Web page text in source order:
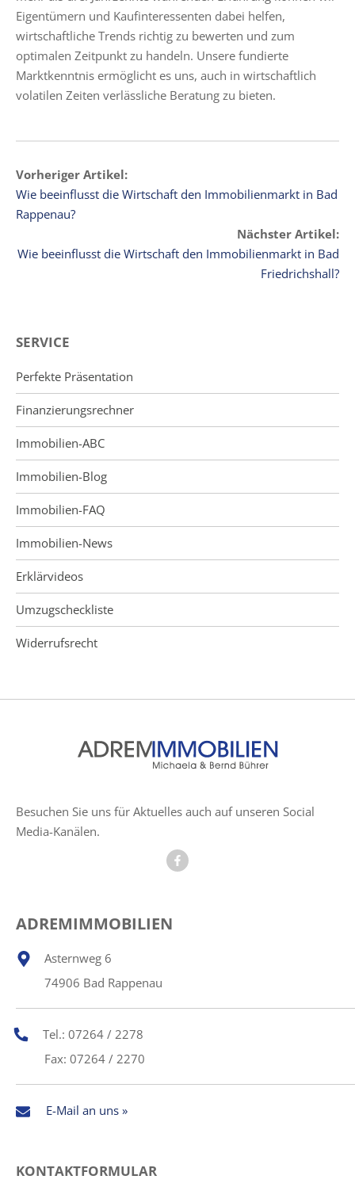
Eigentümern und Kaufinteressenten dabei helfen,
wirtschaftliche Trends richtig zu bewerten und zum
optimalen Zeitpunkt zu handeln. Unsere fundierte
Marktkenntnis ermöglicht es uns, auch in wirtschaftlich
volatilen Zeiten verlässliche Beratung zu bieten.
Vorheriger Artikel:
Wie beeinflusst die Wirtschaft den Immobilienmarkt in Bad
Rappenau?
Nächster Artikel:
Wie beeinflusst die Wirtschaft den Immobilienmarkt in Bad
Friedrichshall?
SERVICE
Perfekte Präsentation
Finanzierungsrechner
Immobilien-ABC
Immobilien-Blog
Immobilien-FAQ
Immobilien-News
Erklärvideos
Umzugscheckliste
Widerrufsrecht
Besuchen Sie uns für Aktuelles auch auf unseren Social
Media-Kanälen.
ADREMIMMOBILIEN
Asternweg 6
74906 Bad Rappenau
Tel.: 07264 / 2278
Fax: 07264 / 2270
E-Mail an uns »
KONTAKTFORMULAR